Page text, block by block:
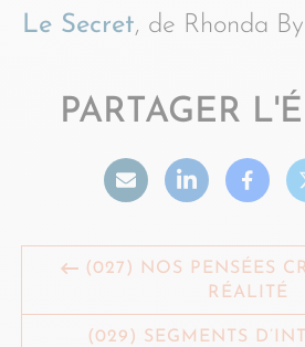
Le Secret, de Rhonda
PARTAGER
(027) NOS PENSÉES
RÉALITÉ
(029) SEGMENTS